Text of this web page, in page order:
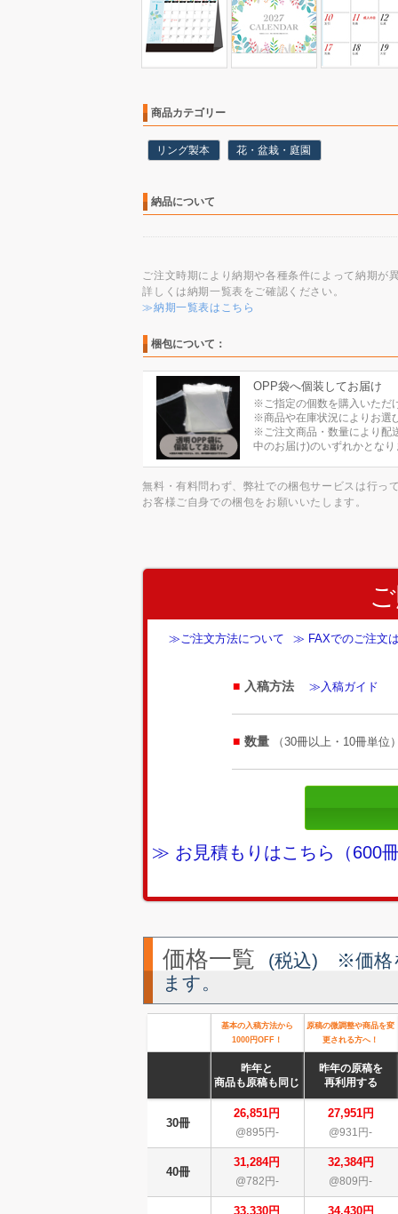
商品カテゴリー
リング製本 花・盆栽・庭園
納品について
ご注文時期により納期や各種条件によって納期が
詳しくは納期一覧表をご確認ください。
≫納期一覧表はこちら
梱包について：
OPP袋へ個装してお届け
※ご指定の個数を購入いただ
※商品や在庫状況によりお選
※ご注文商品・数量により配
中のお届け)のいずれかとなり
無料・有料問わず、弊社での梱包サービスは行っ
お客様ご自身での梱包をお願いいたします。
≫ご注文方法について ≫ FAXでのご注文
入稿方法 ≫入稿ガイド
数量 （30冊以上・10冊単位
≫ お見積もりはこちら（600
価格一覧
(税込) ※価格
ます。
基本の入稿方法から
1000円OFF！
原稿の微調整や商品を変
更される方へ！
昨年と
商品も原稿も同じ
昨年の原稿を
再利用する
30冊
26,851円
@895円-
27,951円
@931円-
40冊
31,284円
@782円-
32,384円
@809円-
33,330円 34,430円